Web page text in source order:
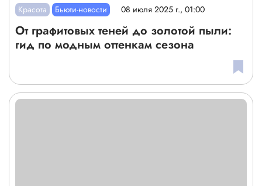
Красота Бьюти-новости 08 июля 2025 г., 01:00
От графитовых теней до золотой пыли:
гид по модным оттенкам сезона